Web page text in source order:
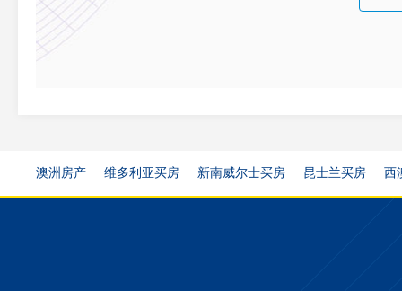
澳洲房产 维多利亚买房 新南威尔士买房 昆士兰买房 西